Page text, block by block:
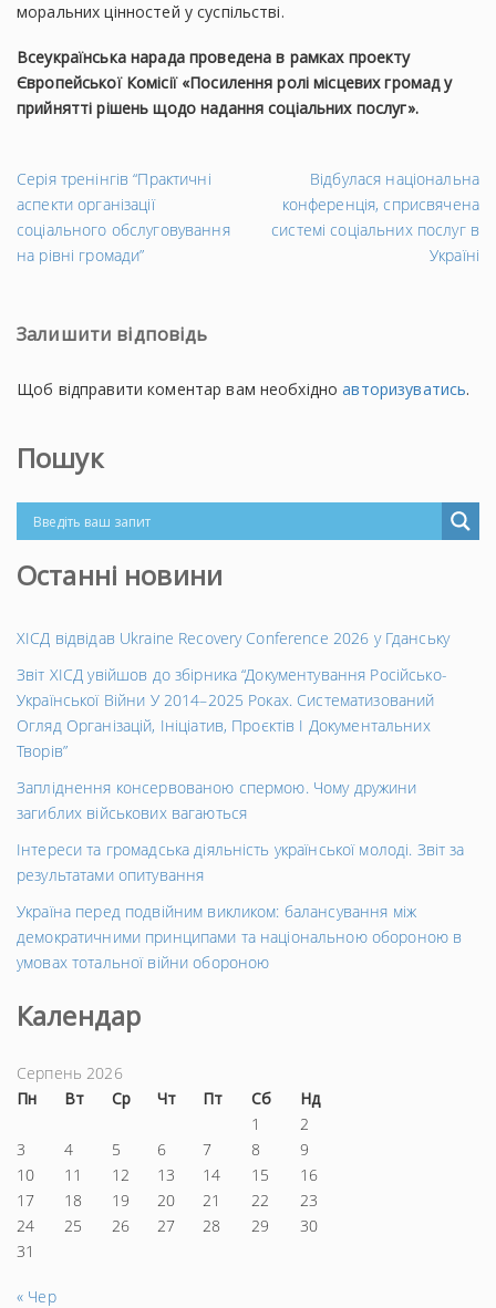
моральних цінностей у суспільстві.
Всеукраїнська нарада проведена в рамках проекту
Європейської Комісії «Посилення ролі місцевих громад у
прийнятті рішень щодо надання соціальних послуг».
←
Попередній
запис
Серія тренінгів “Практичні
аспекти організації
соціального обслуговування
на рівні громади”
→
Відбулася національна
конференція, сприсвячена
системі соціальних послуг в
Україні
Залишити відповідь
Щоб відправити коментар вам необхідноавторизуватись.
Пошук
Останні новини
ХІСД відвідав Ukraine Recovery Conference 2026 у Гданську
Звіт ХІСД увійшов до збірника “Документування Російсько-
Української Війни У 2014–2025 Роках. Систематизований
Огляд Організацій, Ініціатив, Проєктів І Документальних
Творів”
Запліднення консервованою спермою. Чому дружини
загиблих військових вагаються
Інтереси та громадська діяльність української молоді. Звіт за
результатами опитування
Україна перед подвійним викликом: балансування між
демократичними принципами та національною обороною в
умовах тотальної війни обороною
Календар
Серпень 2026
Пн
Вт Ср Чт Пт Сб
Нд
1
2
3
4 5 6 7 8
9
10
11 12 13 14 15
16
17
18 19 20 21 22
23
24
25 26 27 28 29
30
31
« Чер